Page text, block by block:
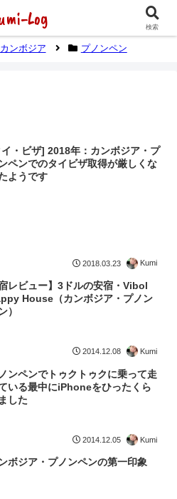
（デジタルノマド）してます
ンボジア プノンペン
・ビザ] 2018年：カンボジア・プ
ペンでのタイビザ取得が厳しくな
ようです
2018.03.23 Kumi
宿レビュー】3ドルの安宿・Vibol
House（カンボジア・プノン
）
2014.12.08 Kumi
ンペンでトゥクトゥクに乗って走
いる最中にiPhoneをひったくら
した
2014.12.05 Kumi
ボジア・プノンペンの第一印象
Log 検索